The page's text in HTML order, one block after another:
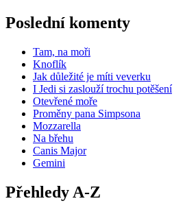
Poslední komenty
Tam, na moři
Knoflík
Jak důležité je míti veverku
I Jedi si zaslouží trochu potěšení
Otevřené moře
Proměny pana Simpsona
Mozzarella
Na břehu
Canis Major
Gemini
Přehledy A-Z